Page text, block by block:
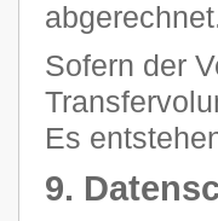
Sofern der
Es
9.